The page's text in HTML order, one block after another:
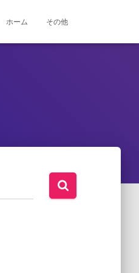
ホーム その他